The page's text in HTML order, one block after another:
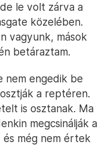
le volt zárva a
közelében.
vagyunk, mások
betáraztam.
nem engedik be
a reptéren.
is osztanak. Ma
megcsinálják a
még nem értek